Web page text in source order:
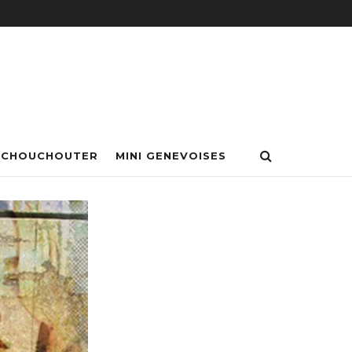
MINI GENEVOISES